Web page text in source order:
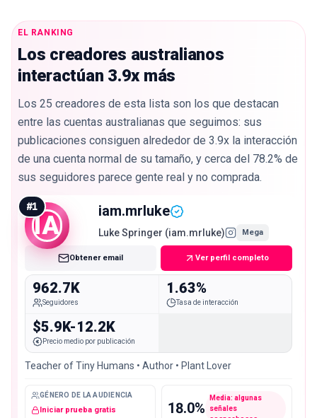
EL RANKING
Los creadores australianos
interactúan 3.9x más
Los 25 creadores de esta lista son los que destacan
entre las cuentas australianas que seguimos: sus
publicaciones consiguen alrededor de 3.9x la interacción
de una cuenta normal de su tamaño, y cerca del 78.2% de
sus seguidores parece gente real y no comprada.
IA
#1 iam.mrluke
Luke Springer (iam.mrluke) Mega
Obtener email Ver perfil completo
962.7K
Seguidores
1.63%
Tasa de interacción
$5.9K-12.2K
Precio medio por publicación
Teacher of Tiny Humans • Author • Plant Lover
GÉNERO DE LA AUDIENCIA
Iniciar prueba gratis 18.0%
Media: algunas
señales